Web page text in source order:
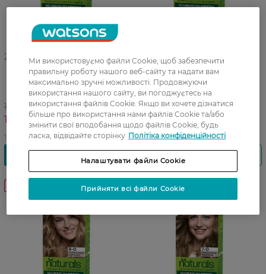
27 04 - 23 08
Крем-фарба cтійка без
аміаку для волосся Palette
Naturals 3-1 Темний Шатен 1
149,99 ГРН
117,99 ГРН
27 04 - 23 08
Крем-фарба cтійка без
аміаку для волосся Palette
Naturals 4-0 Каштановий 1
шт
149,99 ГРН
117,99 ГРН
-21%
Ми використовуємо файли Cookie, щоб забезпечити
правильну роботу нашого веб-сайту та надати вам
максимально зручні можливості. Продовжуючи
використання нашого сайту, ви погоджуєтесь на
використання файлів Cookie. Якщо ви хочете дізнатися
більше про використання нами файлів Cookie та/або
змінити свої вподобання щодо файлів Cookie, будь
ласка, відвідайте сторінку Політіка конфіденційності
Налаштувати файли Cookie
Прийняти всі файли Cookie